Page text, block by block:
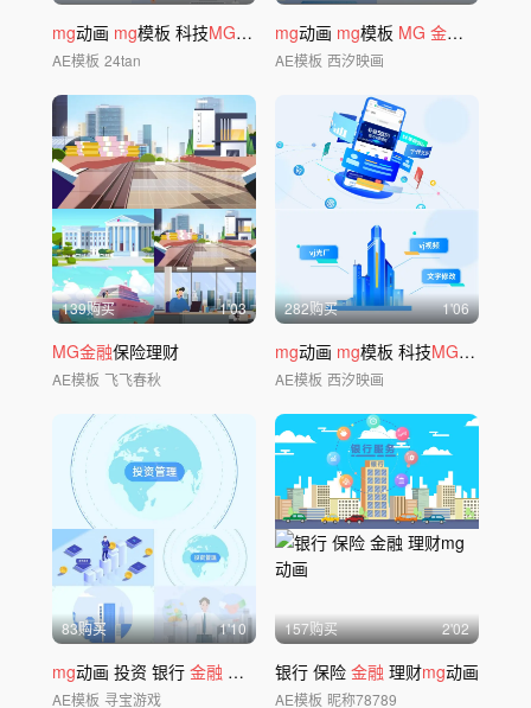
mg动画 mg模板 科技MG 金融mg
AE模板 24tan
mg动画 mg模板 MG 金融mg
AE模板 西汐映画
139购买 1'03
MG金融保险理财
AE模板 飞飞春秋
282购买 1'06
mg动画 mg模板 科技MG 金融mg
AE模板 西汐映画
83购买 1'10
mg动画 投资 银行 金融
AE模板 寻宝游戏
157购买 2'02
银行 保险 金融 理财mg动画
AE模板 昵称78789